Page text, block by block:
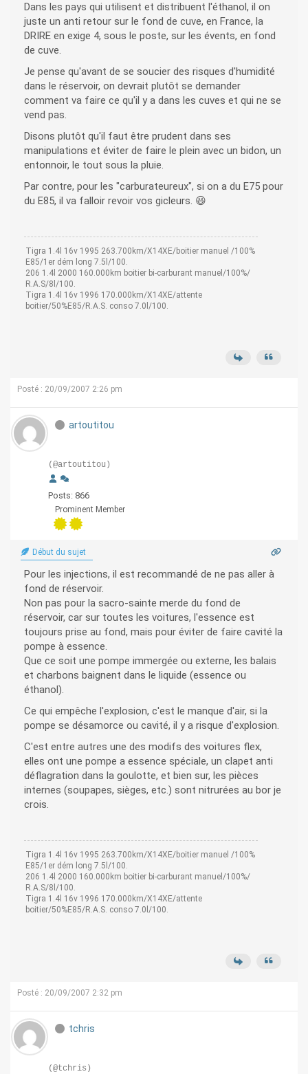
Dans les pays qui utilisent et distribuent l'éthanol, il on
juste un anti retour sur le fond de cuve, en France, la
DRIRE en exige 4, sous le poste, sur les évents, en fond
de cuve.
Je pense qu'avant de se soucier des risques d'humidité
dans le réservoir, on devrait plutôt se demander
comment va faire ce qu'il y a dans les cuves et qui ne se
vend pas.
Disons plutôt qu'il faut être prudent dans ses
manipulations et éviter de faire le plein avec un bidon, un
entonnoir, le tout sous la pluie.
Par contre, pour les "carburateureux", si on a du E75 pour
du E85, il va falloir revoir vos gicleurs. 😆
Tigra 1.4l 16v 1995 263.700km/X14XE/boitier manuel /100%
E85/1er dém long 7.5l/100.
206 1.4l 2000 160.000km boitier bi-carburant manuel/100%/
R.A.S/8l/100.
Tigra 1.4l 16v 1996 170.000km/X14XE/attente
boitier/50%E85/R.A.S. conso 7.0l/100.
Posté : 20/09/2007 2:26 pm
artoutitou
(@artoutitou)
Posts: 866
Prominent Member
Début du sujet
Pour les injections, il est recommandé de ne pas aller à
fond de réservoir.
Non pas pour la sacro-sainte merde du fond de
réservoir, car sur toutes les voitures, l'essence est
toujours prise au fond, mais pour éviter de faire cavité la
pompe à essence.
Que ce soit une pompe immergée ou externe, les balais
et charbons baignent dans le liquide (essence ou
éthanol).
Ce qui empêche l'explosion, c'est le manque d'air, si la
pompe se désamorce ou cavité, il y a risque d'explosion.
C'est entre autres une des modifs des voitures flex,
elles ont une pompe a essence spéciale, un clapet anti
déflagration dans la goulotte, et bien sur, les pièces
internes (soupapes, sièges, etc.) sont nitrurées au bor je
crois.
Tigra 1.4l 16v 1995 263.700km/X14XE/boitier manuel /100%
E85/1er dém long 7.5l/100.
206 1.4l 2000 160.000km boitier bi-carburant manuel/100%/
R.A.S/8l/100.
Tigra 1.4l 16v 1996 170.000km/X14XE/attente
boitier/50%E85/R.A.S. conso 7.0l/100.
Posté : 20/09/2007 2:32 pm
tchris
(@tchris)